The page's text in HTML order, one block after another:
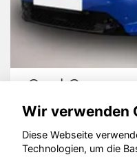
Opel Corsa
Wir verwenden
Diese Webseite
Technologien, um die